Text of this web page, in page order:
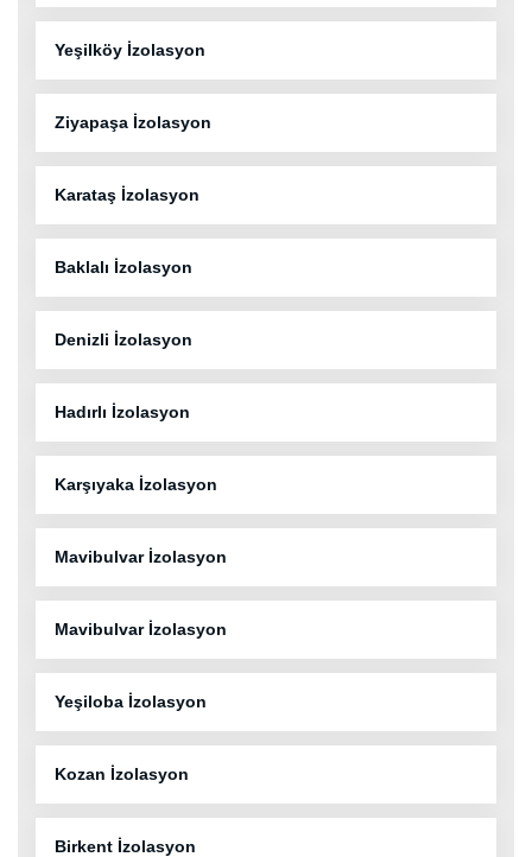
Yeşilköy İzolasyon
Ziyapaşa İzolasyon
Karataş İzolasyon
Baklalı İzolasyon
Denizli İzolasyon
Hadırlı İzolasyon
Karşıyaka İzolasyon
Mavibulvar İzolasyon
Mavibulvar İzolasyon
Yeşiloba İzolasyon
Kozan İzolasyon
Birkent İzolasyon